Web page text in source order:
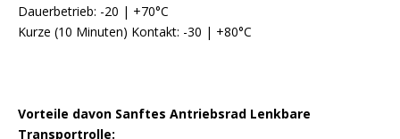
Dauerbetrieb: -20 | +70°C
Kurze (10 Minuten) Kontakt: -30 | +80°C
Vorteile davon Sanftes Antriebsrad Lenkbare
Transportrolle: